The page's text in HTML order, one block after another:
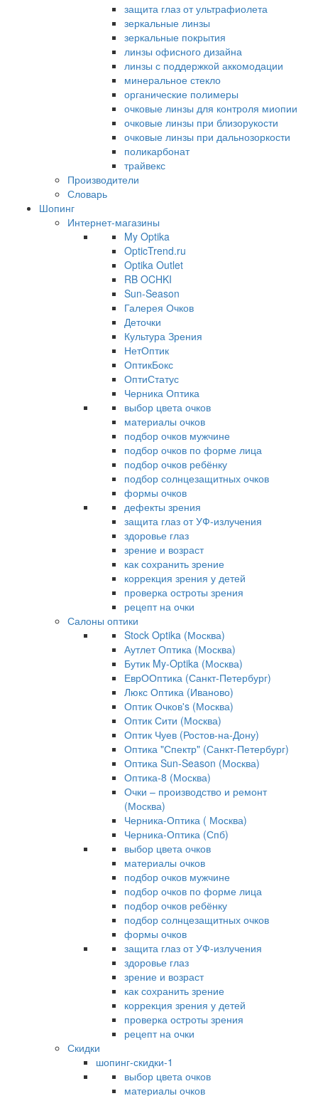
защита глаз от ультрафиолета
зеркальные линзы
зеркальные покрытия
линзы офисного дизайна
линзы с поддержкой аккомодации
минеральное стекло
органические полимеры
очковые линзы для контроля миопии
очковые линзы при близорукости
очковые линзы при дальнозоркости
поликарбонат
трайвекс
Производители
Словарь
Шопинг
Интернет-магазины
My Optika
OpticTrend.ru
Optika Outlet
RB OCHKI
Sun-Season
Галерея Очков
Деточки
Культура Зрения
НетОптик
ОптикБокс
ОптиСтатус
Черника Оптика
выбор цвета очков
материалы очков
подбор очков мужчине
подбор очков по форме лица
подбор очков ребёнку
подбор солнцезащитных очков
формы очков
дефекты зрения
защита глаз от УФ-излучения
здоровье глаз
зрение и возраст
как сохранить зрение
коррекция зрения у детей
проверка остроты зрения
рецепт на очки
Салоны оптики
Stock Optika (Москва)
Аутлет Оптика (Москва)
Бутик My-Optika (Москва)
ЕврООптика (Санкт-Петербург)
Люкс Оптика (Иваново)
Оптик Очков's (Москва)
Оптик Сити (Москва)
Оптик Чуев (Ростов-на-Дону)
Оптика "Спектр" (Санкт-Петербург)
Оптика Sun-Season (Москва)
Оптика-8 (Москва)
Очки – производство и ремонт
(Москва)
Черника-Оптика ( Москва)
Черника-Оптика (Спб)
выбор цвета очков
материалы очков
подбор очков мужчине
подбор очков по форме лица
подбор очков ребёнку
подбор солнцезащитных очков
формы очков
защита глаз от УФ-излучения
здоровье глаз
зрение и возраст
как сохранить зрение
коррекция зрения у детей
проверка остроты зрения
рецепт на очки
Скидки
шопинг-скидки-1
выбор цвета очков
материалы очков